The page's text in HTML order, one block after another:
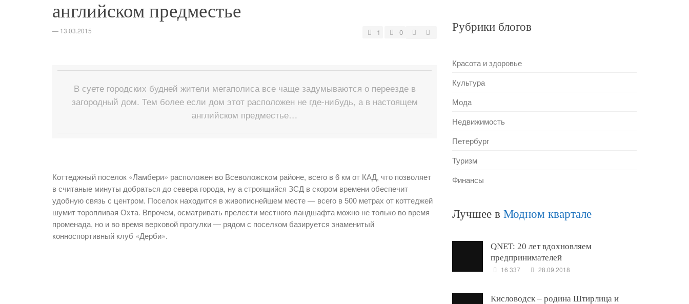
английском предместье
— 13.03.2015 1 0
В суете городских будней жители мегаполиса все чаще задумываются о переезде в
загородный дом. Тем более если дом этот расположен не где-нибудь, а в настоящем
английском предместье…
Коттеджный поселок «Ламбери» расположен во Всеволожском районе, всего в 6 км от КАД, что позволяет
в считаные минуты добраться до севера города, ну а строящийся ЗСД в скором времени обеспечит
удобную связь с центром. Поселок находится в живописнейшем месте — всего в 500 метрах от коттеджей
шумит торопливая Охта. Впрочем, осматривать прелести местного ландшафта можно не только во время
променада, но и во время верховой прогулки — рядом с поселком базируется знаменитый
конноспортивный клуб «Дерби».
Рубрики блогов
Красота и здоровье
Культура
Мода
Недвижимость
Петербург
Туризм
Финансы
Лучшее в Модном квартале
QNET: 20 лет вдохновляем
предпринимателей
16 337 28.09.2018
Кисловодск – родина Штирлица и